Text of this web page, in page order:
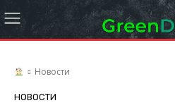
Новости
НОВОСТИ